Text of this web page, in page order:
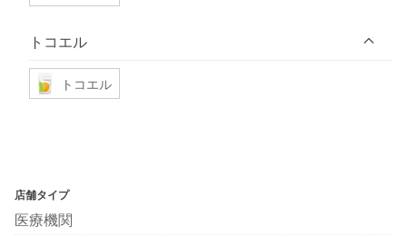
トコエル
トコエル
店舗タイプ
医療機関